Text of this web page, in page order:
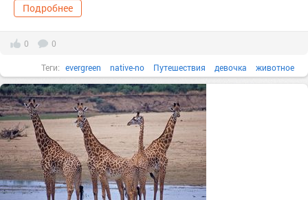
Подробнее
0 0
Теги: evergreen native-no Путешествия девочка животное
иметь маленькая